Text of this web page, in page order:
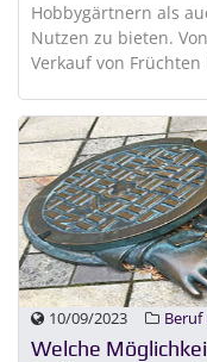
Hobbygärtnern als
Nutzen zu bieten.
Verkauf von
10/09/2023 Beruf
Welche